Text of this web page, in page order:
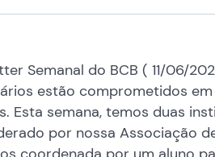
Semanal do BCB ( 11/06/
estão comprometidos
Esta semana, temos duas
por nossa Associação